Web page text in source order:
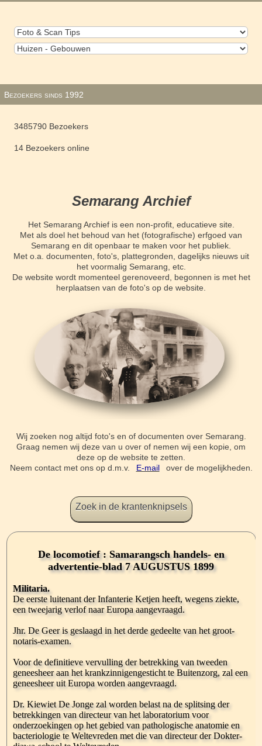
Bezoekers sinds 1992
3485790 Bezoekers
14 Bezoekers online
Semarang Archief
Het Semarang Archief is een non-profit, educatieve site.
Met als doel het behoud van het (fotografische) erfgoed van
Semarang en dit openbaar te maken voor het publiek.
Met o.a. documenten, foto's, plattegronden, dagelijks nieuws uit
het voormalig Semarang, etc.
De website wordt momenteel gerenoveerd, begonnen is met het
herplaatsen van de foto's op de website.
Wij zoeken nog altijd foto's en of documenten over Semarang.
Graag nemen wij deze van u over of nemen wij een kopie, om
deze op de website te zetten.
Neem contact met ons op d.m.v.
E-mail over de mogelijkheden.
Zoek in de krantenknipsels